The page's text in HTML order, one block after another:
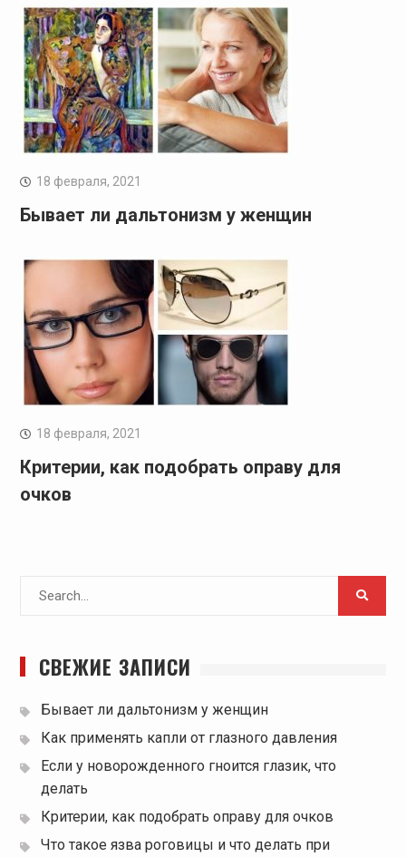
18 февраля, 2021
Бывает ли дальтонизм у женщин
18 февраля, 2021
Критерии, как подобрать оправу для
очков
СВЕЖИЕ ЗАПИСИ
Бывает ли дальтонизм у женщин
Как применять капли от глазного давления
Если у новорожденного гноится глазик, что
делать
Критерии, как подобрать оправу для очков
Что такое язва роговицы и что делать при